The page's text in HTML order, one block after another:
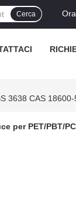
Cerca
3638 CAS
per PET/PBT/